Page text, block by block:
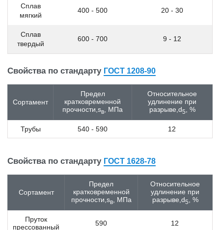
15кп
15Н2М
15Х
15Х18Н12С4ТЮ
15Х25Т
15Х2ГМФ
15ХА
15ХМ
15ХСНД
15ХФ
16MnCrB5
16NiCr4
16ГС
Сплав
мягкий
400 - 500 20 - 30
Сплав
твердый
600 - 700 9 - 12
Свойства по стандарту ГОСТ 1208-90
Сортамент
Предел
кратковременной
прочности,sв , МПа
Относительное
удлинение при
разрыве,d5 , %
Трубы 540 - 590 12
Свойства по стандарту ГОСТ 1628-78
Сортамент
Предел
кратковременной
прочности,sв, МПа
Относительное
удлинение при
разрыве,d5 , %
Пруток
прессованный
590 12